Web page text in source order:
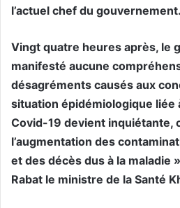
l’actuel chef du gouvernement.
Vingt quatre heures après, le
manifesté aucune
désagréments causés aux
situation épidémiologique liée
Covid-19 devient inquiétante,
l’augmentation des
et des décès dus à la maladie
Rabat le ministre de la Santé